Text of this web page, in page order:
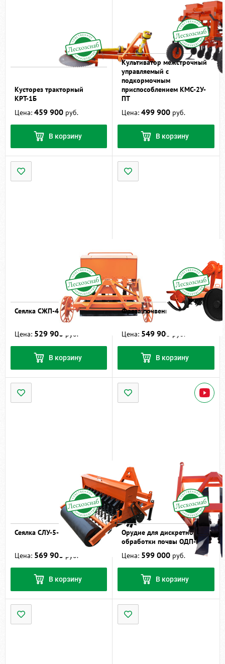
Кусторез тракторный
КРТ-1Б
Цена: 459 900 руб.
В корзину
Культиватор межстрочный
управляемый с
подкормочным
приспособлением КМС-2У-
ПТ
Цена: 499 900 руб.
В корзину
Сеялка СЖП-4
Цена: 529 900 руб.
В корзину
Фреза почвенная ФП-1,3
Цена: 549 900
В корзину
Сеялка СЛУ-5-9
Цена: 569 900 руб.
В корзину
Орудие для дискретной
обработки почвы ОДП-0,6
Цена: 599 000 руб.
В корзину